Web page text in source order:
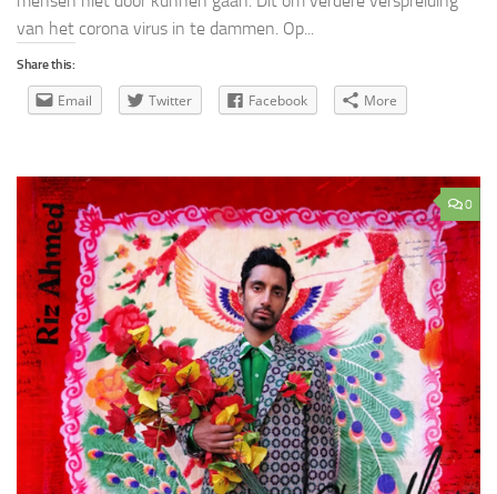
van het corona virus in te dammen. Op...
Share this:
Email Twitter Facebook More
0